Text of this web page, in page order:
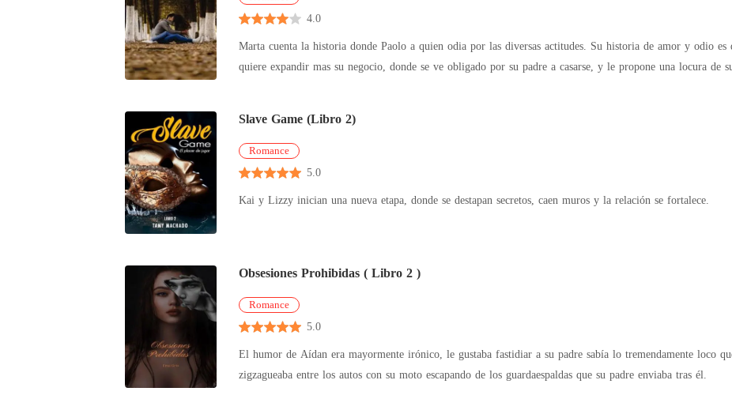
4.0
Marta cuenta la historia donde Paolo a quien odia por las diversas actitudes. Su historia de amor y odio es de las que no tiene fin, el un magnate que
quiere expandir mas su negocio, donde se ve obligado por su padre a casarse, y le propone una locura de
Slave Game (Libro 2)
Romance
5.0
Kai y Lizzy inician una nueva etapa, donde se destapan secretos, caen muros y la relación se fortalece.
Obsesiones Prohibidas ( Libro 2 )
Romance
5.0
El humor de Aídan era mayormente irónico, le gustaba fastidiar a su padre sabía lo tremendamente loco
zigzagueaba entre los autos con su moto escapando de los guardaespaldas que su padre enviaba tras él.